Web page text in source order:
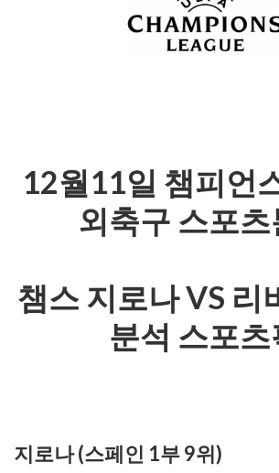
12월11일 챔피언
외축구 스포츠
챔스 지로나 VS 리
분석 스포츠
지로나 (스페인 1부 9위)